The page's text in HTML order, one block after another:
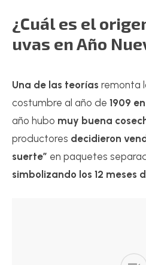
¿Cuál es el
uvas en Año
Una de las teorías remonta
costumbre al año de 1909
año hubo muy buena
productores decidieron
suerte” en paquetes
simbolizando los 12 meses